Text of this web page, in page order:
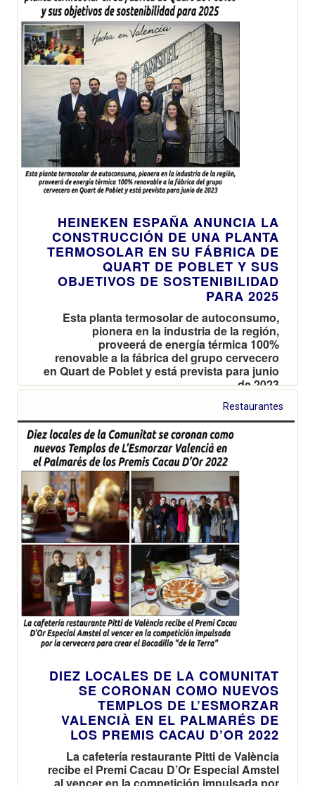
HEINEKEN ESPAÑA ANUNCIA LA
CONSTRUCCIÓN DE UNA PLANTA
TERMOSOLAR EN SU FÁBRICA DE
QUART DE POBLET Y SUS
OBJETIVOS DE SOSTENIBILIDAD
PARA 2025
Esta planta termosolar de autoconsumo,
pionera en la industria de la región,
proveerá de energía térmica 100%
renovable a la fábrica del grupo cervecero
en Quart de Poblet y está prevista para junio
de 2023
Restaurantes
DIEZ LOCALES DE LA COMUNITAT
SE CORONAN COMO NUEVOS
TEMPLOS DE L’ESMORZAR
VALENCIÀ EN EL PALMARÉS DE
LOS PREMIS CACAU D’OR 2022
La cafetería restaurante Pitti de València
recibe el Premi Cacau D’Or Especial Amstel